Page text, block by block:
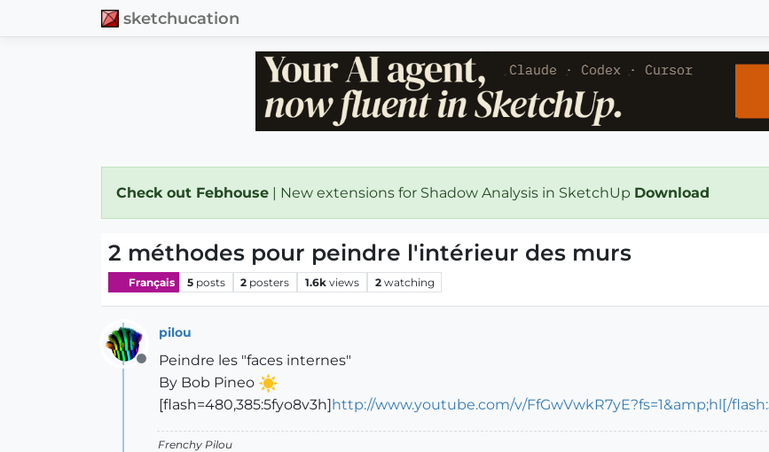
sketchucation
Check out Febhouse | New extensions for Shadow Analysis in SketchUp Download
2 méthodes pour peindre l'intérieur des murs
Français 5 posts 2 posters 1.6k views 2 watching
Offline
pilou
Peindre les "faces internes"
By Bob Pineo
[flash=480,385:5fyo8v3h]http://www.youtube.com/v/FfGwVwkR7yE?fs=1&amp;hl[/
Frenchy Pilou